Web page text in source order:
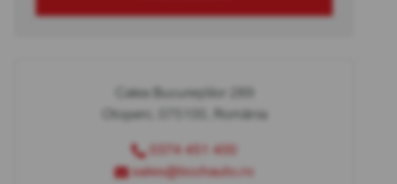
Calea Bucureștilor 289
Otopeni, 075100, România
0374 451 400
sales@bcchauto.ro